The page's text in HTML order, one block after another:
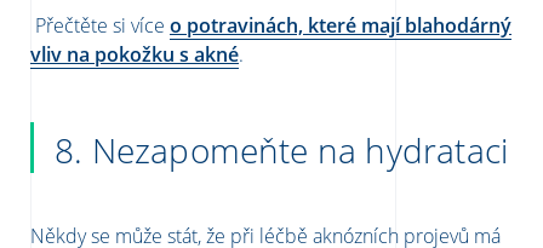
Přečtěte si více o potravinách, které mají blahodárný
vliv na pokožku s akné.
8. Nezapomeňte na hydrataci
Někdy se může stát, že při léčbě aknózních projevů má